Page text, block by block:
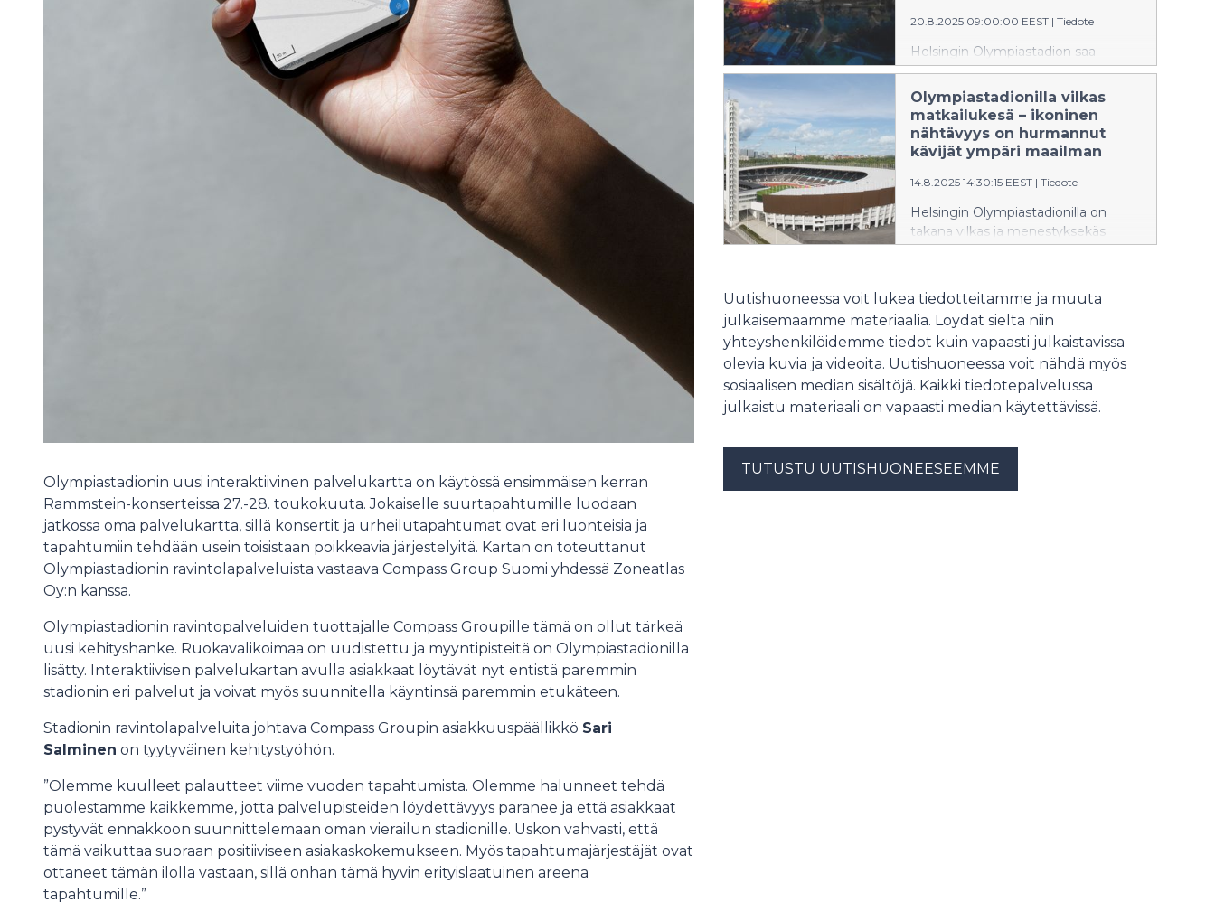
Olympiastadionin uusi interaktiivinen palvelukartta on käytössä ensimmäisen kerran
Rammstein-konserteissa 27.-28. toukokuuta. Jokaiselle suurtapahtumille luodaan
jatkossa oma palvelukartta, sillä konsertit ja urheilutapahtumat ovat eri luonteisia ja
tapahtumiin tehdään usein toisistaan poikkeavia järjestelyitä. Kartan on toteuttanut
Olympiastadionin ravintolapalveluista vastaava Compass Group Suomi yhdessä Zoneatlas
Oy:n kanssa.
Olympiastadionin ravintopalveluiden tuottajalle Compass Groupille tämä on ollut tärkeä
uusi kehityshanke. Ruokavalikoimaa on uudistettu ja myyntipisteitä on Olympiastadionilla
lisätty. Interaktiivisen palvelukartan avulla asiakkaat löytävät nyt entistä paremmin
stadionin eri palvelut ja voivat myös suunnitella käyntinsä paremmin etukäteen.
Stadionin ravintolapalveluita johtava Compass Groupin asiakkuuspäällikkö Sari
Salminen on tyytyväinen kehitystyöhön.
”Olemme kuulleet palautteet viime vuoden tapahtumista. Olemme halunneet tehdä
puolestamme kaikkemme, jotta palvelupisteiden löydettävyys paranee ja että asiakkaat
pystyvät ennakkoon suunnittelemaan oman vierailun stadionille. Uskon vahvasti, että
tämä vaikuttaa suoraan positiiviseen asiakaskokemukseen. Myös tapahtumajärjestäjät ovat
ottaneet tämän ilolla vastaan, sillä onhan tämä hyvin erityislaatuinen areena
tapahtumille.”
20.8.2025 09:00:00 EEST | Tiedote
Helsingin Olympiastadion saa
uudenlaista elämää, kun ikonisen
maamerkin sydämeen
valmistuneen Club Stadionin,
musiikki- ja tapahtumaklubin,
toiminta käynnistyy. Syksyllä 2025
kotimaisia artisteja.
Olympiastadionilla vilkas
matkailukesä – ikoninen
nähtävyys on hurmannut
kävijät ympäri maailman
14.8.2025 14:30:15 EEST | Tiedote
Helsingin Olympiastadionilla on
takana vilkas ja menestyksekäs
vierailijakesä. Uudistetut tilat, kattava
monipuoliset matkailija- ja
vierailijapalvelut houkuttelivat kesä–
heinäkuussa stadionille 200 000
kävijää.
Uutishuoneessa voit lukea tiedotteitamme ja muuta
julkaisemaamme materiaalia. Löydät sieltä niin
yhteyshenkilöidemme tiedot kuin vapaasti julkaistavissa
olevia kuvia ja videoita. Uutishuoneessa voit nähdä myös
sosiaalisen median sisältöjä. Kaikki tiedotepalvelussa
julkaistu materiaali on vapaasti median käytettävissä.
TUTUSTU UUTISHUONEESEEMME